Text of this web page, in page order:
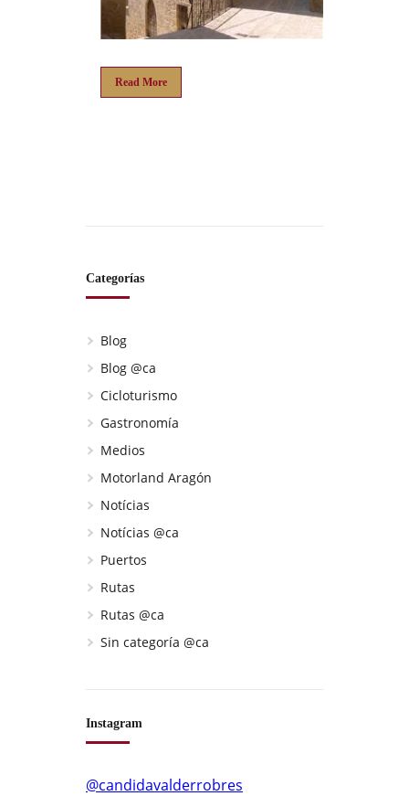
Read More
Categorías
Blog
Blog @ca
Cicloturismo
Gastronomía
Medios
Motorland Aragón
Notícias
Notícias @ca
Puertos
Rutas
Rutas @ca
Sin categoría @ca
Instagram
@candidavalderrobres